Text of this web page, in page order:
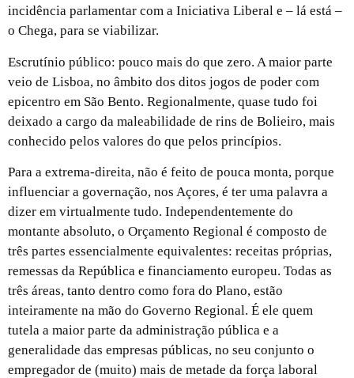
incidência parlamentar com a Iniciativa Liberal e – lá está –
o Chega, para se viabilizar.
Escrutínio público: pouco mais do que zero. A maior parte
veio de Lisboa, no âmbito dos ditos jogos de poder com
epicentro em São Bento. Regionalmente, quase tudo foi
deixado a cargo da maleabilidade de rins de Bolieiro, mais
conhecido pelos valores do que pelos princípios.
Para a extrema-direita, não é feito de pouca monta, porque
influenciar a governação, nos Açores, é ter uma palavra a
dizer em virtualmente tudo. Independentemente do
montante absoluto, o Orçamento Regional é composto de
três partes essencialmente equivalentes: receitas próprias,
remessas da República e financiamento europeu. Todas as
três áreas, tanto dentro como fora do Plano, estão
inteiramente na mão do Governo Regional. É ele quem
tutela a maior parte da administração pública e a
generalidade das empresas públicas, no seu conjunto o
empregador de (muito) mais de metade da força laboral